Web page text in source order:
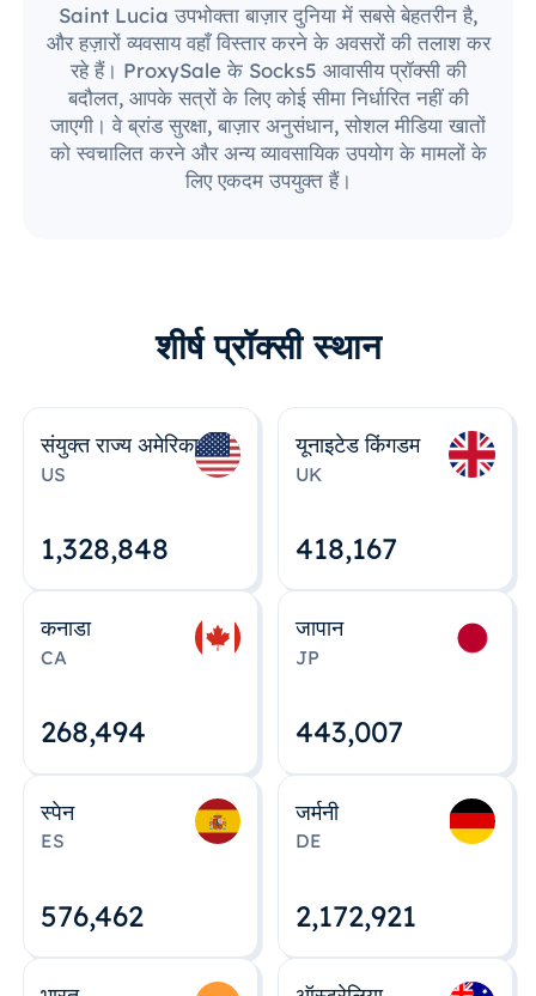
Saint Lucia उपभोक्ता बाज़ार दुनिया में सबसे बेहतरीन है,
और हज़ारों व्यवसाय वहाँ विस्तार करने के अवसरों की तलाश कर
रहे हैं। ProxySale के Socks5 आवासीय प्रॉक्सी की
बदौलत, आपके सत्रों के लिए कोई सीमा निर्धारित नहीं की
जाएगी। वे ब्रांड सुरक्षा, बाज़ार अनुसंधान, सोशल मीडिया खातों
को स्वचालित करने और अन्य व्यावसायिक उपयोग के मामलों के
लिए एकदम उपयुक्त हैं।
शीर्ष प्रॉक्सी स्थान
संयुक्त राज्य अमेरिका
US
1,328,848
यूनाइटेड किंगडम
UK
418,167
कनाडा
CA
268,495
जापान
JP
443,008
स्पेन
ES
576,463
जर्मनी
DE
2,172,922